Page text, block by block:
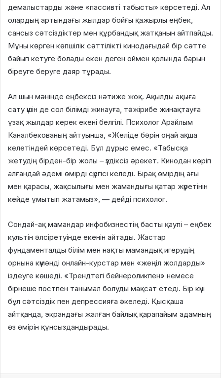
демалыстарды және «пассивті табысты» көрсетеді. Ал
олардың артындағы жылдар бойғы қажырлы еңбек,
сансыз сәтсіздіктер мен құрбандық жатқанын айтпайды.
Мұны көрген көпшілік сәттілікті кинодағыдай бір сәтте
байып кетуге болады екен деген оймен қолында барын
біреуге беруге даяр тұрады.
Ал шын мәнінде еңбексіз нәтиже жоқ. Ақылды ақыға
сату үшін де сол білімді жинауға, тәжірибе жинақтауға
ұзақ жылдар керек екені белгілі. Психолог Арайлым
Каналбекованың айтуынша, «Желіде бәрін оңай ақша
келетіндей көрсетеді. Бұл дұрыс емес. «Табысқа
жетудің бірден-бір жолы – үздіксіз әрекет. Кинодан көріп
алғандай әдемі өмірді сүргісі келеді. Бірақ өмірдің ағы
мен қарасы, жақсылығы мен жамандығы қатар жүретінін
кейде ұмытып жатамыз», — дейді психолог.
Сондай-ақ мамандар инфобизнестің басты қаупі – еңбек
культін әлсіретуінде екенін айтады. Жастар
фундаменталды білім мен нақты мамандық игерудің
орнына күмәнді онлайн-курстар мен «жеңіл жолдарды»
іздеуге көшеді. «Трендтегі бейнероликпен» немесе
бірнеше постпен танымал болуды мақсат етеді. Бір күні
бұл сәтсіздік пен депрессияға әкеледі. Қысқаша
айтқанда, экрандағы жалған байлық қарапайым адамның
өз өмірін құнсыздандырады.